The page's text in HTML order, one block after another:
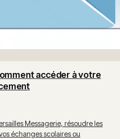
accéder à votre
Messagerie, résoudre les
échanges scolaires ou